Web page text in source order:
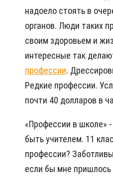
надоело стоять в
органов. Люди таких
своим здоровьем и
интересные так
профессии.
Редкие профессии.
почти 40 долларов в
«Профессии в школе»
быть учителем. 11
профессии?
если бы мне